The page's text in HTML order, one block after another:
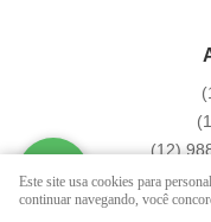
(12)
Segunda a
Este site usa cookies para
continuar navegando, você